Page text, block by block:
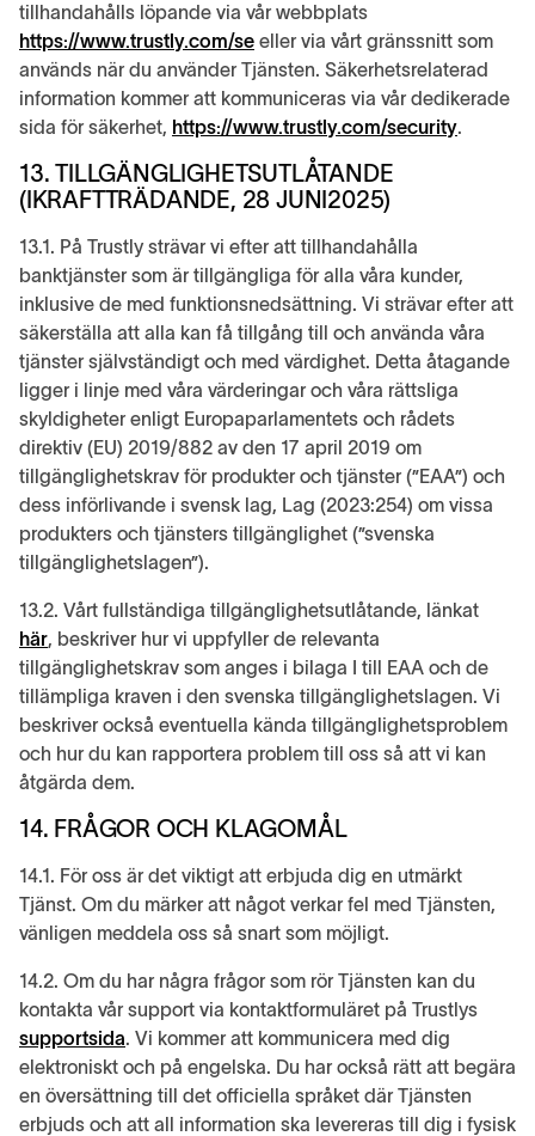
tillhandahålls löpande via vår webbplats
https://www.trustly.com/se eller via vårt gränssnitt som
används när du använder Tjänsten. Säkerhetsrelaterad
information kommer att kommuniceras via vår dedikerade
sida för säkerhet, https://www.trustly.com/security.
13. TILLGÄNGLIGHETSUTLÅTANDE
(IKRAFTTRÄDANDE, 28 JUNI2025)
13.1. På Trustly strävar vi efter att tillhandahålla
banktjänster som är tillgängliga för alla våra kunder,
inklusive de med funktionsnedsättning. Vi strävar efter att
säkerställa att alla kan få tillgång till och använda våra
tjänster självständigt och med värdighet. Detta åtagande
ligger i linje med våra värderingar och våra rättsliga
skyldigheter enligt Europaparlamentets och rådets
direktiv (EU) 2019/882 av den 17 april 2019 om
tillgänglighetskrav för produkter och tjänster (”EAA”) och
dess införlivande i svensk lag, Lag (2023:254) om vissa
produkters och tjänsters tillgänglighet (”svenska
tillgänglighetslagen”).
13.2. Vårt fullständiga tillgänglighetsutlåtande, länkat
här, beskriver hur vi uppfyller de relevanta
tillgänglighetskrav som anges i bilaga I till EAA och de
tillämpliga kraven i den svenska tillgänglighetslagen. Vi
beskriver också eventuella kända tillgänglighetsproblem
och hur du kan rapportera problem till oss så att vi kan
åtgärda dem.
14. FRÅGOR OCH KLAGOMÅL
14.1. För oss är det viktigt att erbjuda dig en utmärkt
Tjänst. Om du märker att något verkar fel med Tjänsten,
vänligen meddela oss så snart som möjligt.
14.2. Om du har några frågor som rör Tjänsten kan du
kontakta vår support via kontaktformuläret på Trustlys
supportsida. Vi kommer att kommunicera med dig
elektroniskt och på engelska. Du har också rätt att begära
en översättning till det officiella språket där Tjänsten
erbjuds och att all information ska levereras till dig i fysisk